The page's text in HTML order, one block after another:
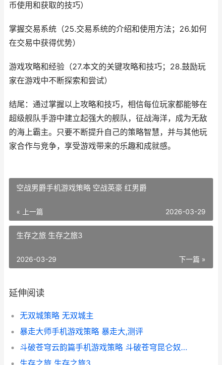
币使用和获取的技巧）
掌握交易系统（25.交易系统的介绍和使用方法；26.如何
在交易中获得优势）
游戏攻略和经验（27.本文的关键攻略和技巧；28.鼓励玩
家在游戏中不断探索和尝试）
结尾：通过掌握以上攻略和技巧，相信每位玩家都能够在
超级舰队手游中建立起强大的舰队，征战海洋，成为无敌
的海上霸主。只要不断提升自己的策略智慧，并与其他玩
家合作与竞争，享受游戏带来的乐趣和成就感。
空战男爵手机游戏策略 空战英豪 红男爵
« 上一篇 2026-03-29
生存之旅 生存之旅3
下一篇 »
2026-03-29
延伸阅读
无双城策略 无双城主
暴走大师手机游戏策略 暴走大,测评
斗破苍穹云韵篇手机游戏策略 斗破苍穹昆仑奴云韵同人
生存之旅 生存之旅3